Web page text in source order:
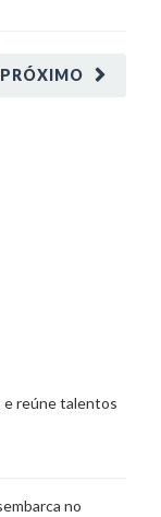
PRÓXIMO
e reúne talentos
no